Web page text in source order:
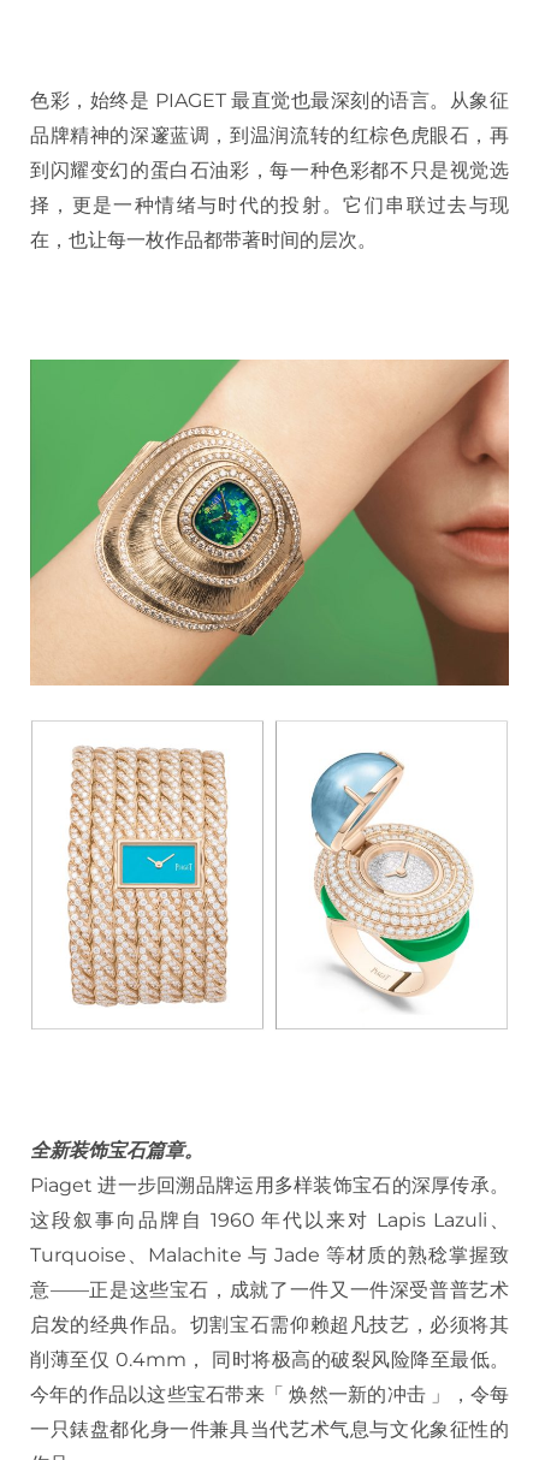
色彩，始终是 PIAGET 最直觉也最深刻的语言。从象征
品牌精神的深邃蓝调，到温润流转的红棕色虎眼石，再
到闪耀变幻的蛋白石油彩，每一种色彩都不只是视觉选
择，更是一种情绪与时代的投射。它们串联过去与现
在，也让每一枚作品都带著时间的层次。
全新装饰宝石篇章。
Piaget 进一步回溯品牌运用多样装饰宝石的深厚传承。
这段叙事向品牌自 1960 年代以来对 Lapis Lazuli、
Turquoise、Malachite 与 Jade 等材质的熟稔掌握致
意——正是这些宝石，成就了一件又一件深受普普艺术
启发的经典作品。切割宝石需仰赖超凡技艺，必须将其
削薄至仅 0.4mm， 同时将极高的破裂风险降至最低。
今年的作品以这些宝石带来「 焕然一新的冲击 」，令每
一只錶盘都化身一件兼具当代艺术气息与文化象征性的